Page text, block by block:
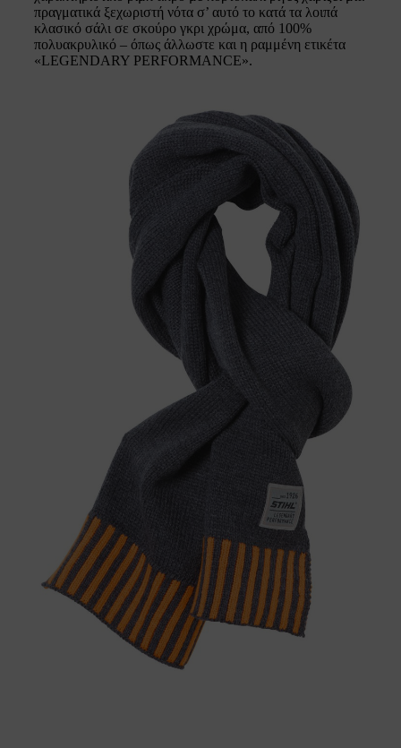
πραγματικά ξεχωριστή νότα σ’ αυτό το κατά τα λοιπά
κλασικό σάλι σε σκούρο γκρι χρώμα, από 100%
πολυακρυλικό – όπως άλλωστε και η ραμμένη ετικέτα
«LEGENDARY PERFORMANCE».